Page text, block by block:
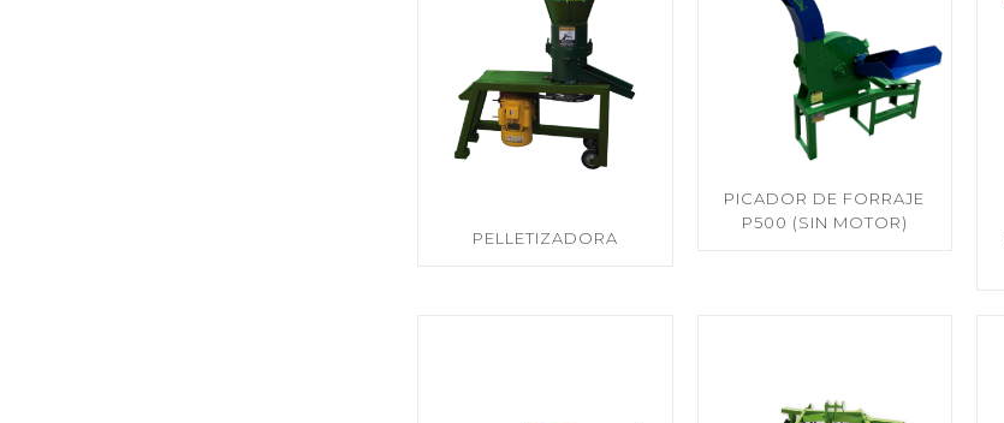
PELLETIZADORA
PICADOR DE FORRAJE
P500 (SIN MOTOR)